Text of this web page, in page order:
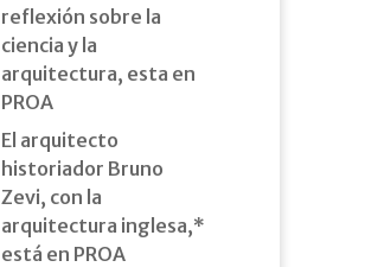
reflexión sobre la
ciencia y la
arquitectura, esta en
PROA
El arquitecto
historiador Bruno
Zevi, con la
arquitectura inglesa,*
está en PROA